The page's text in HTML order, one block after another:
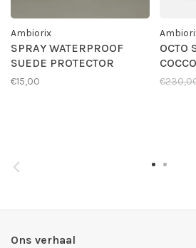
Ambiorix
SPRAY WATERPROOF
SUEDE PROTECTOR
€15,00
OCTO
COCCO
Ons verhaal